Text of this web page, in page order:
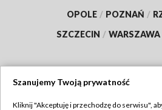
OPOLE / POZNAŃ /
SZCZECIN / WARSZAWA
Szanujemy Twoją prywatność
Kliknij "Akceptuję i przechodzę do serwisu",